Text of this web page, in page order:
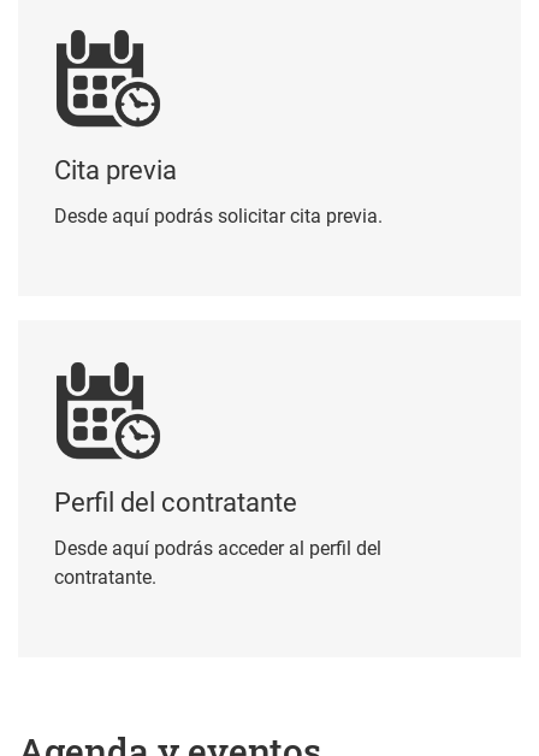
Cita previa
Perfil del contratante
contratante.